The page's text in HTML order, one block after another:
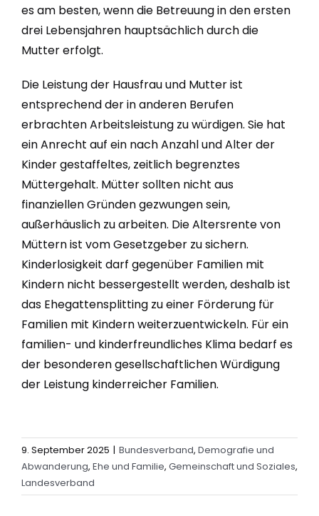
es am besten, wenn die Betreuung in den ersten
drei Lebensjahren hauptsächlich durch die
Mutter erfolgt.
Die Leistung der Hausfrau und Mutter ist
entsprechend der in anderen Berufen
erbrachten Arbeitsleistung zu würdigen. Sie hat
ein Anrecht auf ein nach Anzahl und Alter der
Kinder gestaffeltes, zeitlich begrenztes
Müttergehalt. Mütter sollten nicht aus
finanziellen Gründen gezwungen sein,
außerhäuslich zu arbeiten. Die Altersrente von
Müttern ist vom Gesetzgeber zu sichern.
Kinderlosigkeit darf gegenüber Familien mit
Kindern nicht bessergestellt werden, deshalb ist
das Ehegattensplitting zu einer Förderung für
Familien mit Kindern weiterzuentwickeln. Für ein
familien- und kinderfreundliches Klima bedarf es
der besonderen gesellschaftlichen Würdigung
der Leistung kinderreicher Familien.
9. September 2025 | Bundesverband, Demografie und
Abwanderung, Ehe und Familie, Gemeinschaft und Soziales,
Landesverband